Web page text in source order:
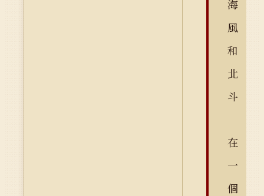
海
風
和
北
斗
在
一
個